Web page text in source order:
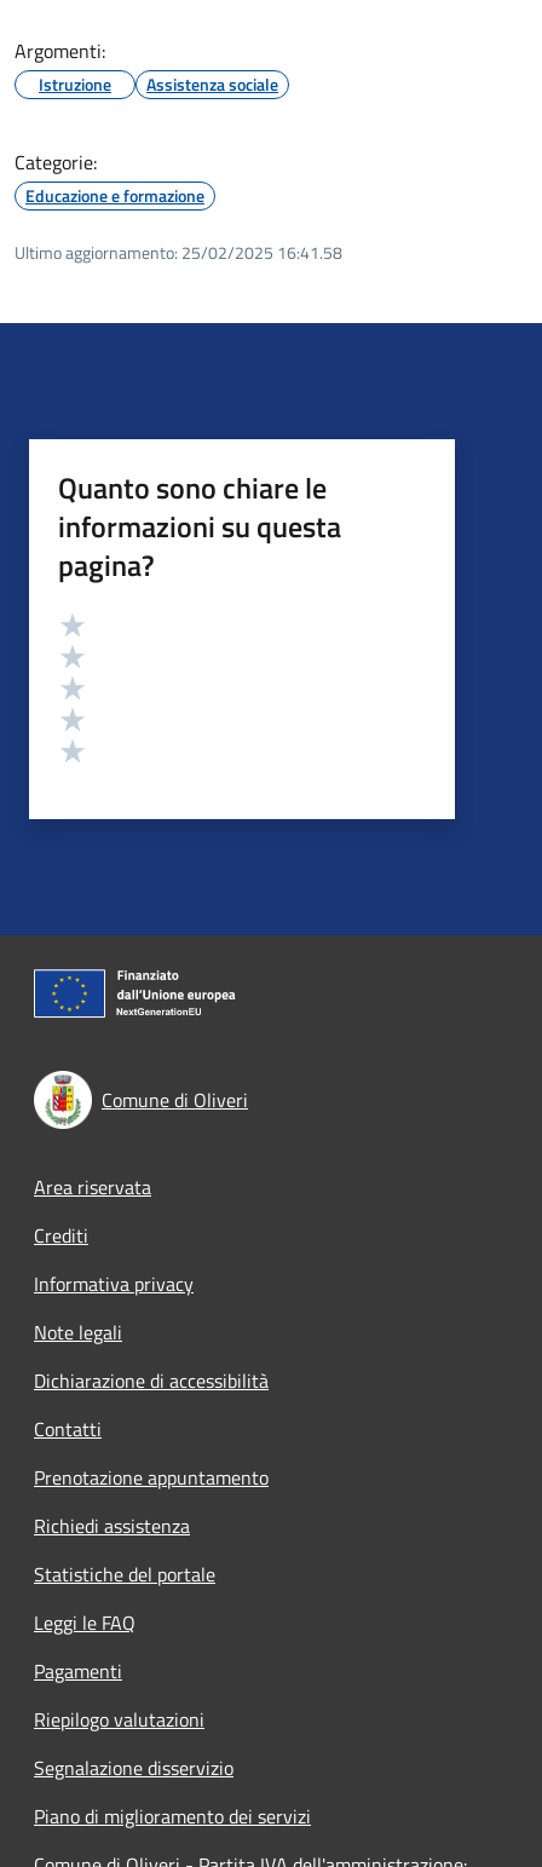
Argomenti:
Istruzione Assistenza sociale
Categorie:
Educazione e formazione
Ultimo aggiornamento: 25/02/2025 16:41.58
Quanto sono chiare le
informazioni su questa
pagina?
Valutazione
Comune di Oliveri
Footer menu
Area riservata
Crediti
Informativa privacy
Note legali
Dichiarazione di accessibilità
Contatti
Prenotazione appuntamento
Richiedi assistenza
Statistiche del portale
Leggi le FAQ
Pagamenti
Riepilogo valutazioni
Segnalazione disservizio
Piano di miglioramento dei servizi